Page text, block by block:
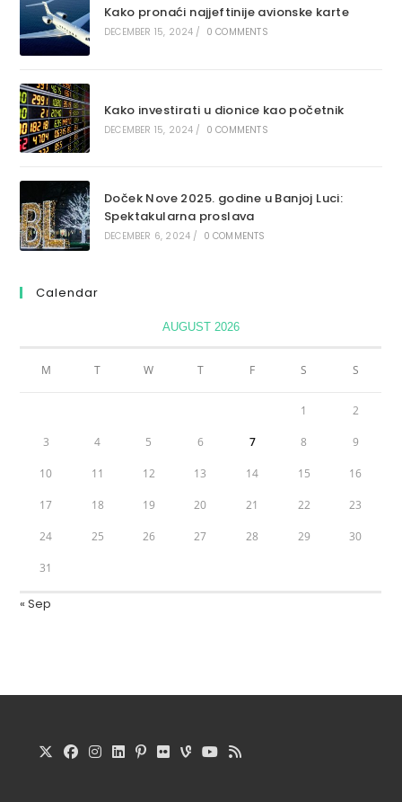
Kako pronaći najjeftinije avionske karte
DECEMBER 15, 2024 / 0 COMMENTS
Kako investirati u dionice kao početnik
DECEMBER 15, 2024 / 0 COMMENTS
Doček Nove 2025. godine u Banjoj Luci:
Spektakularna proslava
DECEMBER 6, 2024 / 0 COMMENTS
Calendar
AUGUST 2026
M T W T F S S
1 2
3 4 5 6 7 8 9
10 11 12 13 14 15 16
17 18 19 20 21 22 23
24 25 26 27 28 29 30
31
« Sep